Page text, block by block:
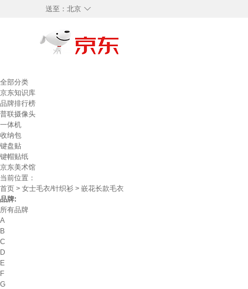
◇
送至： 北京
全部分类
京东知识库
品牌排行榜
普联摄像头
一体机
收纳包
键盘贴
键帽贴纸
京东美术馆
当前位置：
首页 > 女士毛衣/针织衫 > 嵌花长款毛衣
品牌:
所有品牌
A
B
C
D
E
F
G